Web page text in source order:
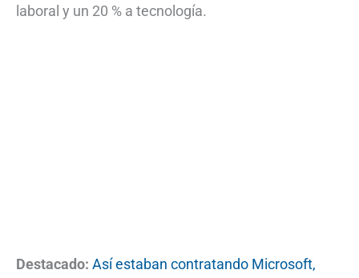
laboral y un 20 % a tecnología.
Destacado: Así estaban contratando Microsoft,